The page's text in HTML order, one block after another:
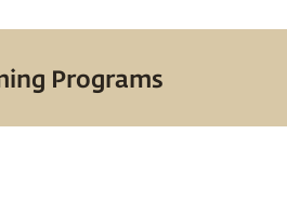
Programs